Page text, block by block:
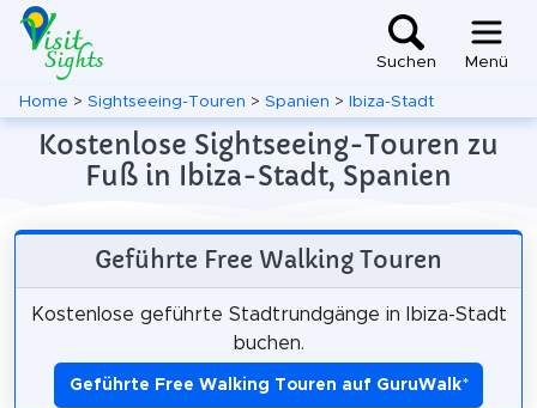
Suchen Menü
Home > Sightseeing-Touren > Spanien > Ibiza-Stadt
Kostenlose Sightseeing-Touren zu
Fuß in Ibiza-Stadt, Spanien
Geführte Free Walking Touren
Kostenlose geführte Stadtrundgänge in Ibiza-Stadt
buchen.
Geführte Free Walking Touren auf GuruWalk*